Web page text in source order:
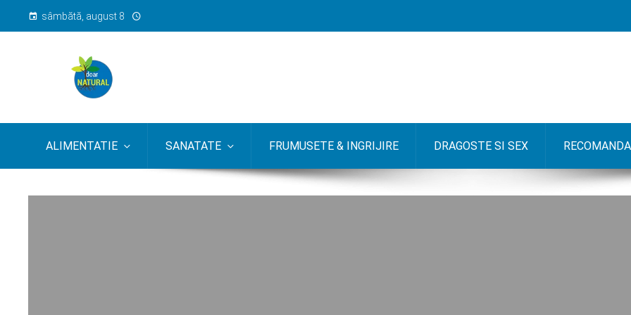
sâmbătă, august 8
ALIMENTATIE SANATATE FRUMUSETE & INGRIJIRE DRAGOSTE SI SEX